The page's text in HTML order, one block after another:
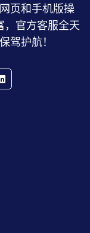
页和手机版操
，官方客服全天
驾护航！